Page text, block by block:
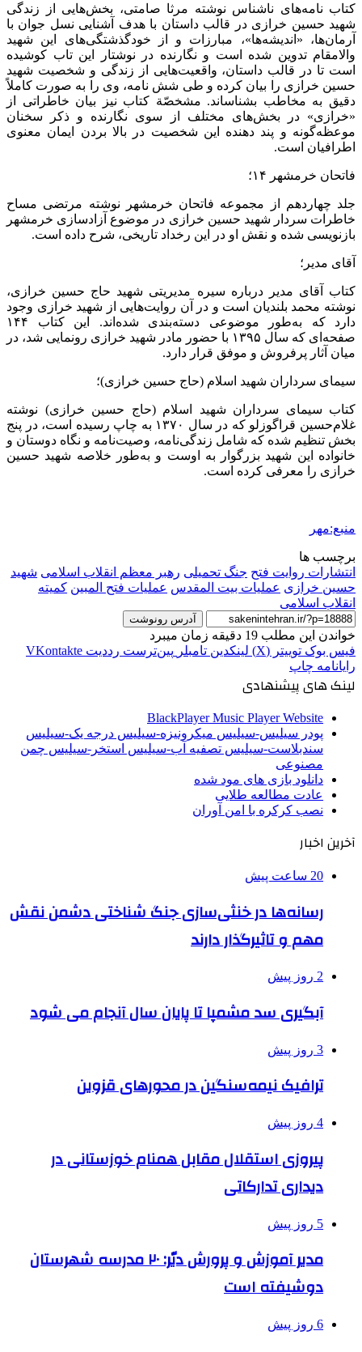
کتاب نامه‌های ناشناس نوشته مرثا صامتی، بخش‌هایی از زندگی
شهید حسین خرازی در قالب داستان با هدف آشنایی نسل جوان با
آرمان‌ها، «اندیشه‌ها»، مبارزات و از خودگذشتگی‌های این شهید
والامقام تدوین شده است و نگارنده در نوشتار این تاب کوشیده
است تا در قالب داستان، واقعیت‌هایی از زندگی و شخصیت شهید
حسین خرازی را بیان کرده و طی شش نامه، وی را به صورت کاملاً
دقیق به مخاطب بشناساند. مشخصّة کتاب نیز بیان خاطراتی از
«خرازی» در بخش‌های مختلف از سوی نگارنده و ذکر سخنان
موعظه‌گونه و پند دهنده این شخصیت در بالا بردن ایمان معنوی
اطرافیان است.
فاتحان خرمشهر ۱۴؛
جلد چهاردهم از مجموعه فاتحان خرمشهر نوشته مرتضی مساح
خاطرات سردار شهید حسین خرازی در موضوع آزادسازی خرمشهر
بازنویسی شده و نقش او در این رخداد تاریخی، شرح داده است.
آقای مدیر؛
کتاب آقای مدیر درباره سیره مدیریتی شهید حاج حسین خرازی،
نوشته محمد بلندیان است و در آن روایت‌هایی از شهید خرازی وجود
دارد که به‌طور موضوعی دسته‌بندی شده‌اند. این کتاب ۱۴۴
صفحه‌ای که سال ۱۳۹۵ با حضور مادر شهید خرازی رونمایی شد، در
میان آثار پرفروش و موفق قرار دارد.
سیمای سرداران شهید اسلام (حاج حسین خرازی)؛
کتاب سیمای سرداران شهید اسلام (حاج حسین خرازی) نوشته
غلام‌حسین قراگوزلو که در سال ۱۳۷۰ به چاپ رسیده است، در پنج
بخش تنظیم شده که شامل زندگی‌نامه، وصیت‌نامه و نگاه دوستان و
خانواده این شهید بزرگوار به اوست و به‌طور خلاصه شهید حسین
خرازی را معرفی کرده است.
منبع:مهر
برچسب ها
انتشارات روایت فتح جنگ تحمیلی رهبر معظم انقلاب اسلامی شهید
حسین خرازی عملیات بیت المقدس عملیات فتح المبین کمیته
انقلاب اسلامی
آدرس رونوشت
خواندن این مطلب 19 دقیقه زمان میبرد
فیس بوک توییتر (X) لینکدین ‫تامبلر ‫پین‌ترست ‫رددیت ‫VKontakte
رایانامه چاپ
لینک های پیشنهادی
BlackPlayer Music Player Website
پودر سیلیس-سیلیس میکرونیزه-سیلیس درجه یک-سیلیس
سندبلاست-سیلیس تصفیه آب-سیلیس استخر-سیلیس چمن
مصنوعی
دانلود بازی های مود شده
عادت مطالعه طلایی
نصب کرکره با امن آوران
آخرین اخبار
20 ساعت پیش
رسانه‌ها در خنثی‌سازی جنگ شناختی دشمن نقش‌
مهم و تاثیرگذار دارند
2 روز پیش
آبگیری سد مشمپا تا پایان سال آنجام می شود
3 روز پیش
ترافیک نیمه‌سنگین در محورهای قزوین
4 روز پیش
پیروزی استقلال مقابل همنام خوزستانی در
دیداری تدارکاتی
5 روز پیش
مدیر آموزش و پرورش دیّر: ۲۰ مدرسه شهرستان
دوشیفته است
6 روز پیش